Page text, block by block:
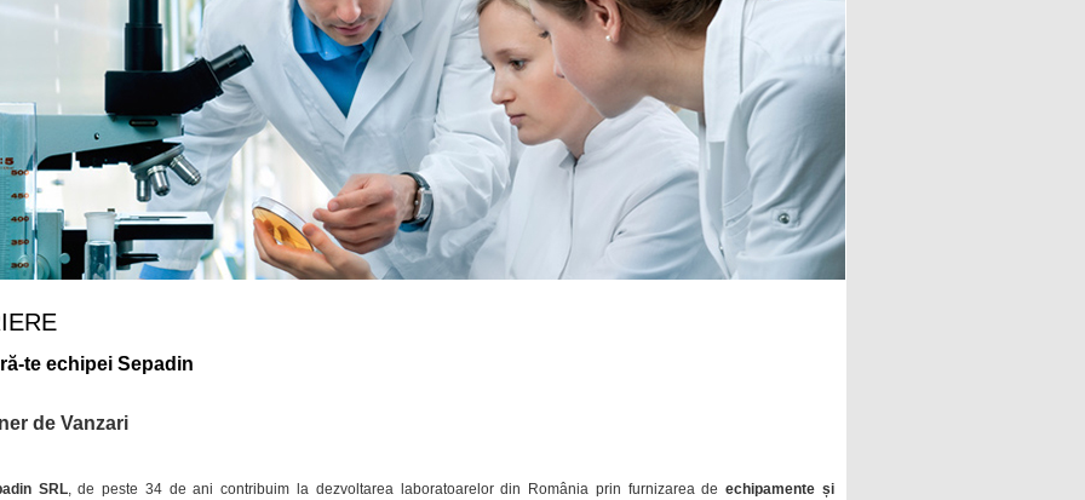
te echipei Sepadin
de Vanzari
SRL, de peste 34 de ani contribuim la dezvoltarea laboratoarelor din România prin furnizarea deechipamente și